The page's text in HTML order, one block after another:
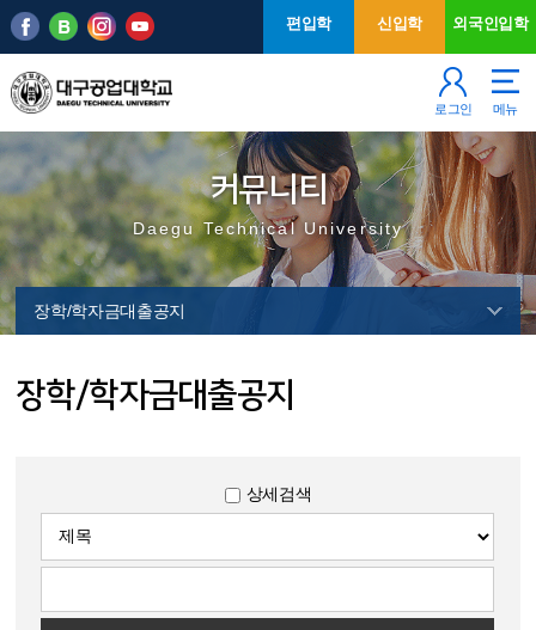
주메뉴
본문 바로가기
편입학 신입학 외국인입학
로그인 메뉴
커뮤니티
Daegu Technical University
장학/학자금대출공지
장학/학자금대출공지
상세검색